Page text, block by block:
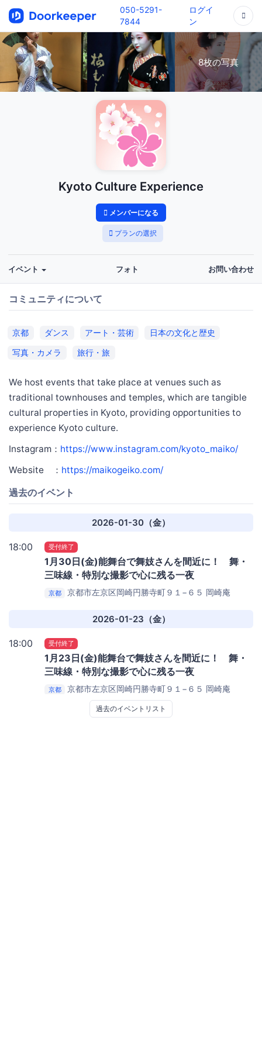
050-5291-
7844
ログイ
ン
8枚の写真
Kyoto Culture Experience
メンバーになる
プランの選択
イベント フォト お問い合わせ
コミュニティについて
京都 ダンス アート・芸術
日本の文化と歴史
写真・カメラ
旅行・旅
We host events that take place at venues such as
traditional townhouses and temples, which are tangible
cultural properties in Kyoto, providing opportunities to
experience Kyoto culture.
Instagram： https://www.instagram.com/kyoto_maiko/
Website ： https://maikogeiko.com/
過去のイベント
2026-01-30（金）
18:00 受付終了
1月30日(金)能舞台で舞妓さんを間近に！ 舞・
三味線・特別な撮影で心に残る一夜
京都 京都市左京区岡崎円勝寺町９１−６５ 岡崎庵
2026-01-23（金）
18:00 受付終了
1月23日(金)能舞台で舞妓さんを間近に！ 舞・
三味線・特別な撮影で心に残る一夜
京都 京都市左京区岡崎円勝寺町９１−６５ 岡崎庵
過去のイベントリスト